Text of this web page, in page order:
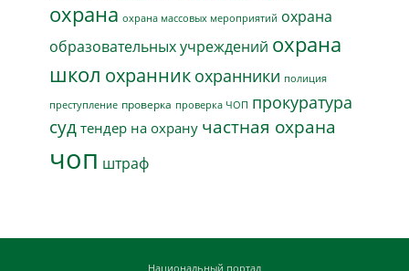
охрана охрана массовых мероприятий охрана
образовательных учреждений охрана
школ охранник охранники полиция
преступление проверка проверка ЧОП прокуратура
суд тендер на охрану частная охрана
чоп штраф
Национальный портал